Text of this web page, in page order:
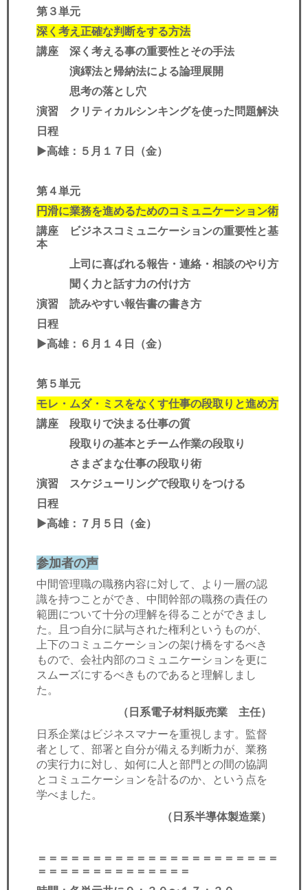
第３単元
深く考え正確な判断をする方法
講座 深く考える事の重要性とその手法
演繹法と帰納法による論理展開
思考の落とし穴
演習 クリティカルシンキングを使った問題解決
日程
▶︎高雄：５月１７日（金）
第４単元
円滑に業務を進めるためのコミュニケーション術
講座 ビジネスコミュニケーションの重要性と基
本
上司に喜ばれる報告・連絡・相談のやり方
聞く力と話す力の付け方
演習 読みやすい報告書の書き方
日程
▶︎高雄：６月１４日（金）
第５単元
モレ・ムダ・ミスをなくす仕事の段取りと進め方
講座 段取りで決まる仕事の質
段取りの基本とチーム作業の段取り
さまざまな仕事の段取り術
演習 スケジューリングで段取りをつける
日程
▶︎高雄：７月５日（金）
参加者の声
中間管理職の職務内容に対して、より一層の認
識を持つことができ、中間幹部の職務の責任の
範囲について十分の理解を得ることができまし
た。且つ自分に賦与された権利というものが、
上下のコミュニケーションの架け橋をするべき
もので、会社内部のコミュニケーションを更に
スムーズにするべきものであると理解しまし
た。
（日系電子材料販売業 主任）
日系企業はビジネスマナーを重視します。監督
者として、部署と自分が備える判断力が、業務
の実行力に対し、如何に人と部門との間の協調
とコミュニケーションを計るのか、という点を
学べました。
（日系半導体製造業）
＝＝＝＝＝＝＝＝＝＝＝＝＝＝＝＝＝＝＝＝＝＝
＝＝＝＝＝＝＝＝＝＝＝＝＝＝